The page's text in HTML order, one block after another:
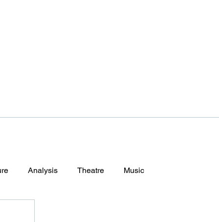
Analysis Theatre Music